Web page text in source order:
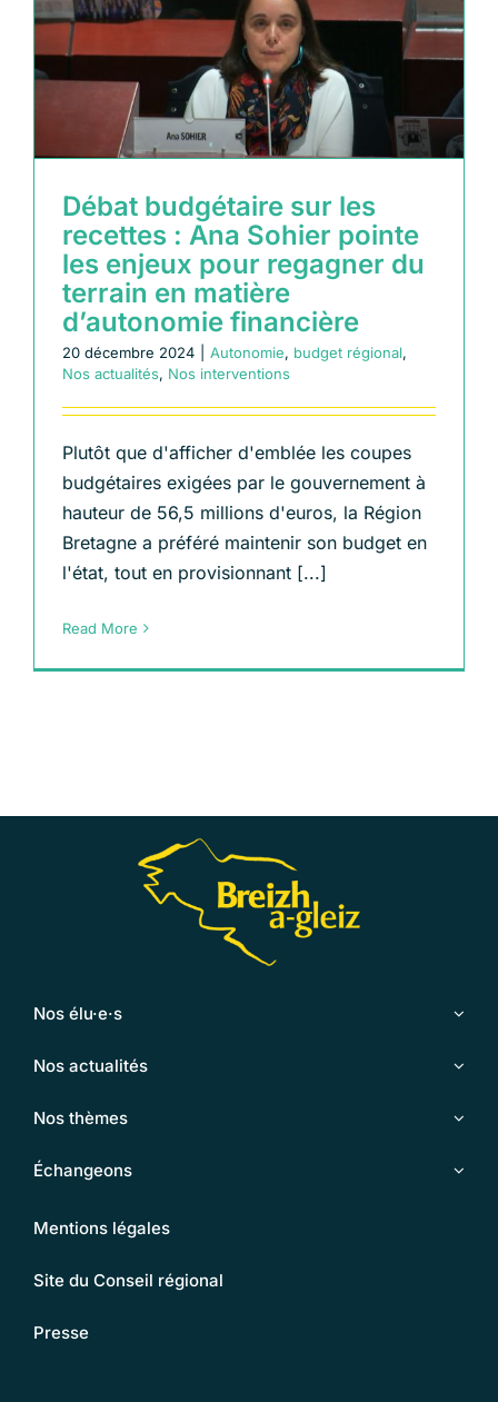
Débat budgétaire sur les
recettes : Ana Sohier pointe
les enjeux pour regagner du
terrain en matière
d’autonomie financière
20 décembre 2024 Autonomie, budget régional,
Nos actualités, Nos interventions
Plutôt que d'afficher d'emblée les coupes
budgétaires exigées par le gouvernement à
hauteur de 56,5 millions d'euros, la Région
Bretagne a préféré maintenir son budget en
l'état, tout en provisionnant [...]
Read More
Nos élu·e·s
Nos actualités
Nos thèmes
Échangeons
Mentions légales
Site du Conseil régional
Presse